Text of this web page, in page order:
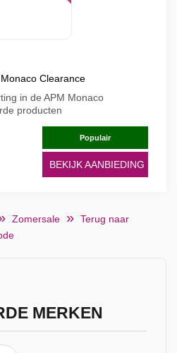
Clearance
in de APM Monaco
producten
Populair
BEKIJK AANBIEDING
Zomersale
Terug naar
MERKEN